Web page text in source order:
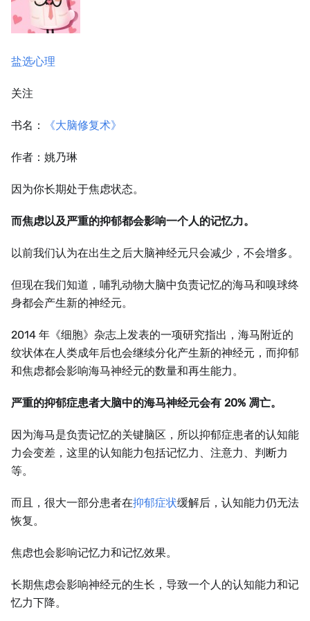
盐选心理
关注
书名： 《大脑修复术》
作者：姚乃琳
因为你长期处于焦虑状态。
而焦虑以及严重的抑郁都会影响一个人的记忆力。
以前我们认为在出生之后大脑神经元只会减少，不会增多。
但现在我们知道，哺乳动物大脑中负责记忆的海马和嗅球终
身都会产生新的神经元。
2014 年《细胞》杂志上发表的一项研究指出，海马附近的
纹状体在人类成年后也会继续分化产生新的神经元，而抑郁
和焦虑都会影响海马神经元的数量和再生能力。
严重的抑郁症患者大脑中的海马神经元会有 20% 凋亡。
因为海马是负责记忆的关键脑区，所以抑郁症患者的认知能
力会变差，这里的认知能力包括记忆力、注意力、判断力
等。
而且，很大一部分患者在抑郁症状缓解后，认知能力仍无法
恢复。
焦虑也会影响记忆力和记忆效果。
长期焦虑会影响神经元的生长，导致一个人的认知能力和记
忆力下降。